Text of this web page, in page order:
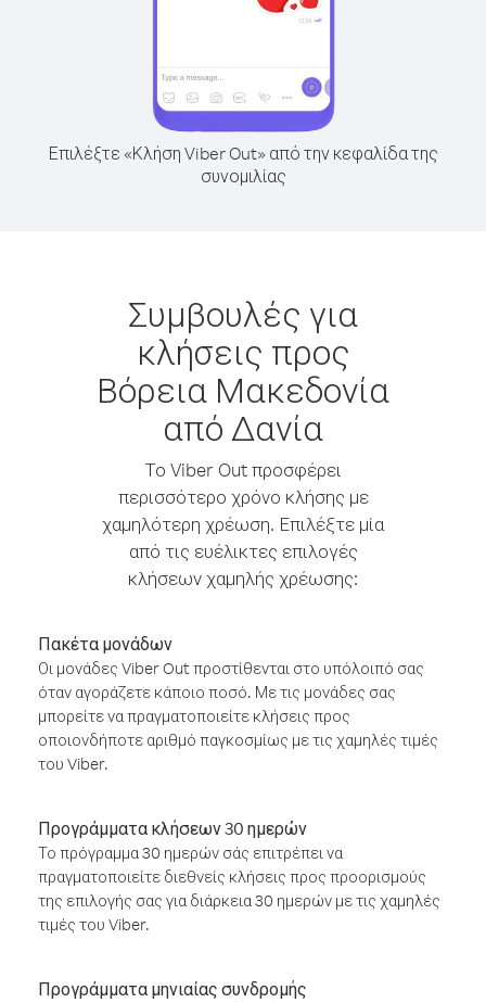
Επιλέξτε «Κλήση Viber Out» από την κεφαλίδα της
συνομιλίας
Συμβουλές για
κλήσεις προς
Βόρεια Μακεδονία
από Δανία
Το Viber Out προσφέρει
περισσότερο χρόνο κλήσης με
χαμηλότερη χρέωση. Επιλέξτε μία
από τις ευέλικτες επιλογές
κλήσεων χαμηλής χρέωσης:
Πακέτα μονάδων
Οι μονάδες Viber Out προστίθενται στο υπόλοιπό σας
όταν αγοράζετε κάποιο ποσό. Με τις μονάδες σας
μπορείτε να πραγματοποιείτε κλήσεις προς
οποιονδήποτε αριθμό παγκοσμίως με τις χαμηλές τιμές
του Viber.
Προγράμματα κλήσεων 30 ημερών
Το πρόγραμμα 30 ημερών σάς επιτρέπει να
πραγματοποιείτε διεθνείς κλήσεις προς προορισμούς
της επιλογής σας για διάρκεια 30 ημερών με τις χαμηλές
τιμές του Viber.
Προγράμματα μηνιαίας συνδρομής